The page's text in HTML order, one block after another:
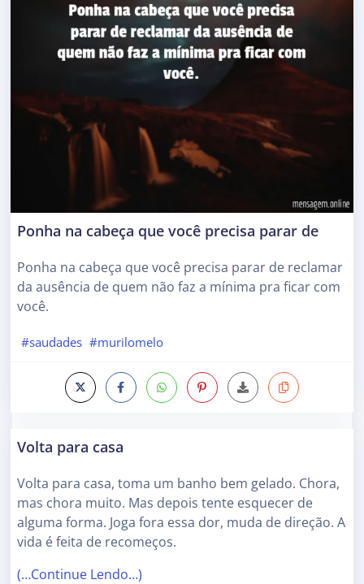
Ponha na cabeça que você precisa parar de
Ponha na cabeça que você precisa parar de reclamar
da ausência de quem não faz a mínima pra ficar com
você.
#saudades #murilomelo
Volta para casa
Volta para casa, toma um banho bem gelado. Chora,
mas chora muito. Mas depois tente esquecer de
alguma forma. Joga fora essa dor, muda de direção. A
vida é feita de recomeços.
(…Continue Lendo…)